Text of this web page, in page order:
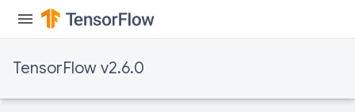
TensorFlow v2.6.0